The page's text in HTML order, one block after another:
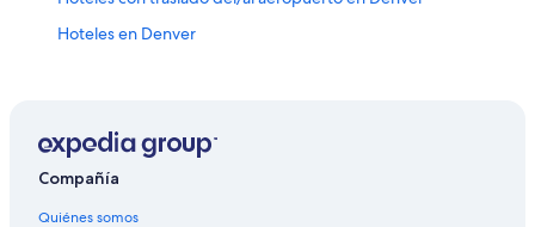
Hoteles en Denver
Hoteles cerca de Teatro Paramount
Hoteles 4 estrellas en Centro de Denver
Hoteles con spa en Centro de Denver
Compañía
Quiénes somos